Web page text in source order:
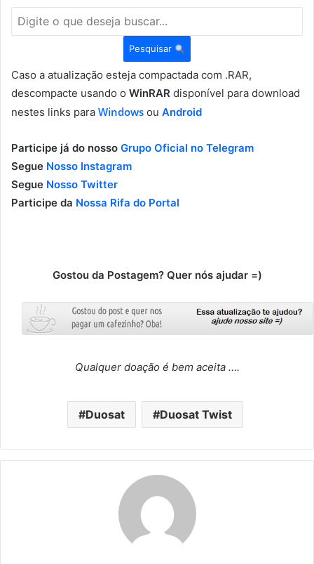
Pesquisar
Caso a atualização esteja compactada com .RAR,
descompacte usando o WinRAR disponível para download
nestes links para Windows ou Android
Participe já do nosso Grupo Oficial no Telegram
Segue Nosso Instagram
Segue Nosso Twitter
Participe da Nossa Rifa do Portal
Gostou da Postagem? Quer nós ajudar =)
Qualquer doação é bem aceita ….
Duosat Duosat Twist